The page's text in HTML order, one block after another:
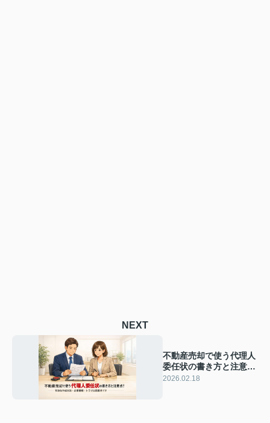
NEXT
不動産売却で使う代理人
委任状の書き方と注意点
｜有効な作成方法・必要
2026.02.18